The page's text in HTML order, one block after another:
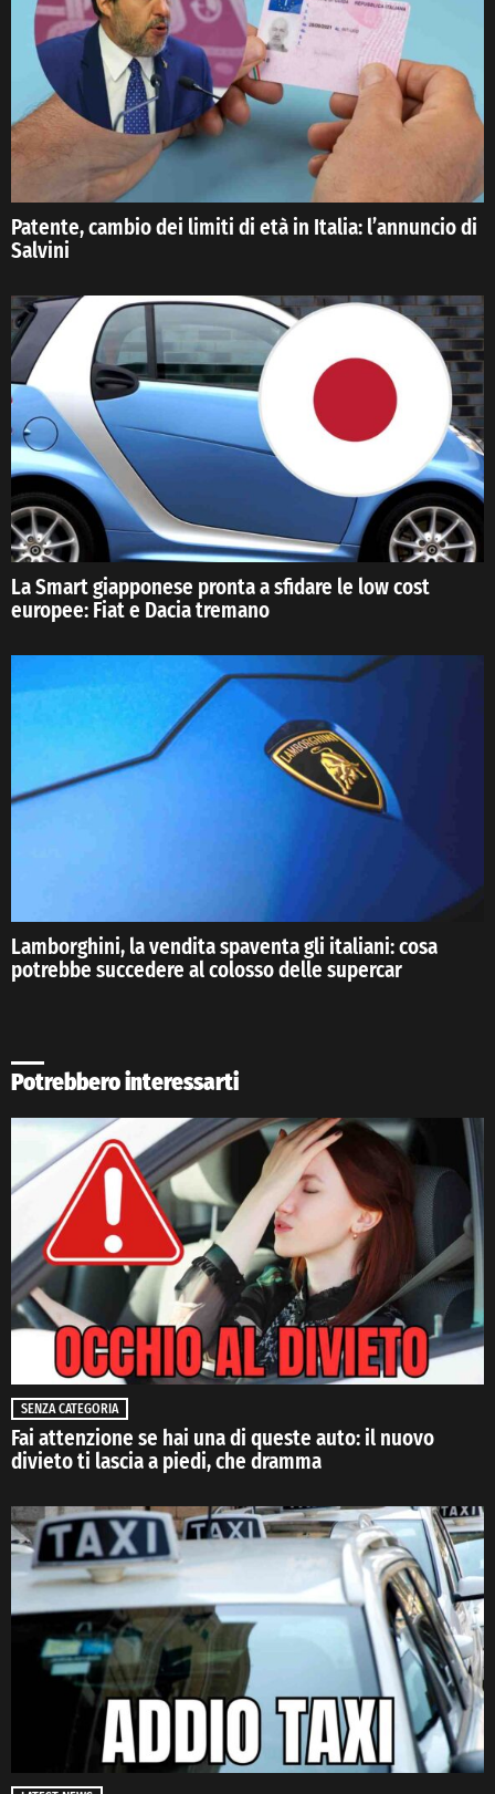
Patente, cambio dei limiti di età in Italia: l’annuncio di
Salvini
La Smart giapponese pronta a sfidare le low cost
europee: Fiat e Dacia tremano
Lamborghini, la vendita spaventa gli italiani: cosa
potrebbe succedere al colosso delle supercar
Potrebbero interessarti
SENZA CATEGORIA
Fai attenzione se hai una di queste auto: il nuovo
divieto ti lascia a piedi, che dramma